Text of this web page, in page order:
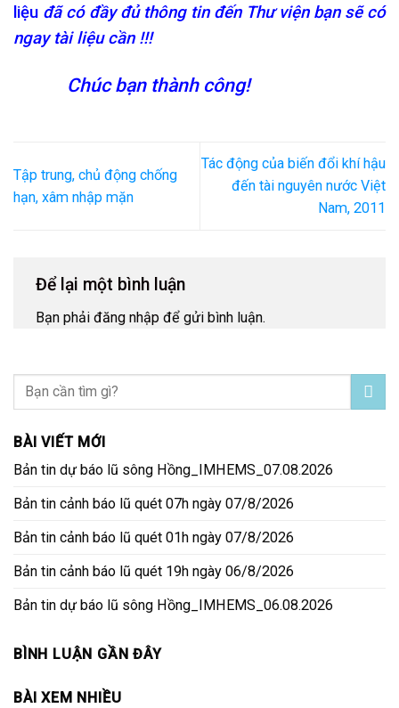
liệu đã có đầy đủ thông tin đến Thư viện bạn sẽ có
ngay tài liệu cần !!!
Chúc bạn thành công!
Tập trung, chủ động chống
hạn, xâm nhập mặn
Tác động của biến đổi khí hậu
đến tài nguyên nước Việt
Nam, 2011
Để lại một bình luận
Bạn phải đăng nhập để gửi bình luận.
BÀI VIẾT MỚI
Bản tin dự báo lũ sông Hồng_IMHEMS_07.08.2026
Bản tin cảnh báo lũ quét 07h ngày 07/8/2026
Bản tin cảnh báo lũ quét 01h ngày 07/8/2026
Bản tin cảnh báo lũ quét 19h ngày 06/8/2026
Bản tin dự báo lũ sông Hồng_IMHEMS_06.08.2026
BÌNH LUẬN GẦN ĐÂY
BÀI XEM NHIỀU